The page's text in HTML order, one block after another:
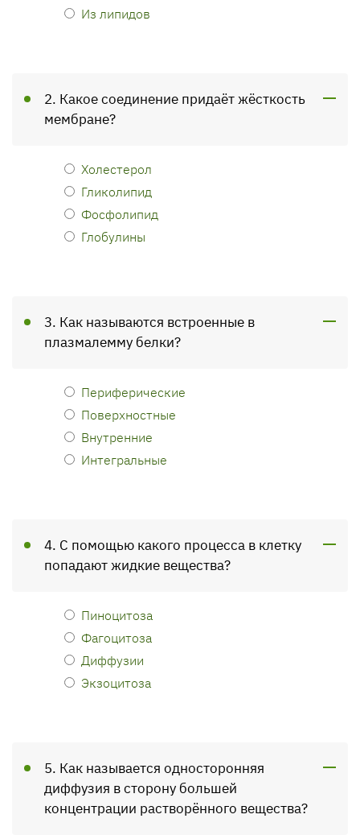
Из липидов
2. Какое соединение придаёт жёсткость
мембране?
Холестерол
Гликолипид
Фосфолипид
Глобулины
3. Как называются встроенные в
плазмалемму белки?
Периферические
Поверхностные
Внутренние
Интегральные
4. С помощью какого процесса в клетку
попадают жидкие вещества?
Пиноцитоза
Фагоцитоза
Диффузии
Экзоцитоза
5. Как называется односторонняя
диффузия в сторону большей
концентрации растворённого вещества?